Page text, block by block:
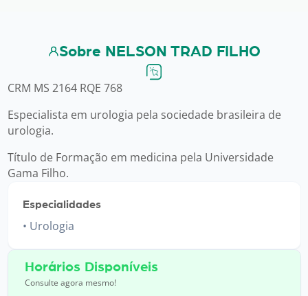
Sobre NELSON TRAD FILHO
CRM MS 2164 RQE 768
Especialista em urologia pela sociedade brasileira de
urologia.
Título de Formação em medicina pela Universidade
Gama Filho.
Especialidades
Urologia
Horários Disponíveis
Consulte agora mesmo!